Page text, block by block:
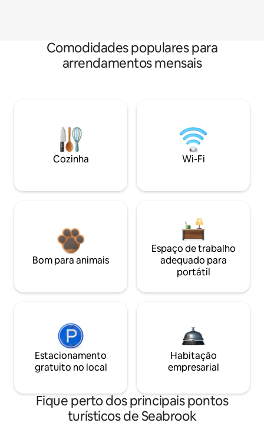
Comodidades populares para
arrendamentos mensais
Cozinha Wi-Fi
Bom para animais
Espaço de trabalho
adequado para
portátil
Estacionamento
gratuito no local
Habitação
empresarial
Fique perto dos principais pontos
turísticos de Seabrook